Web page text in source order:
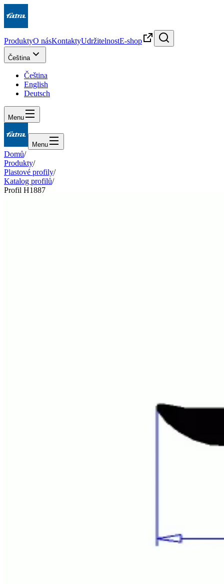
ProduktyO násKontaktyUdržitelnostE-shop
Čeština
Čeština
English
Deutsch
Menu
Menu
Domů/
Produkty/
Plastové profily/
Katalog profilů/
Profil H1887